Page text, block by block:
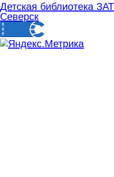
Детская библиотека
Северск